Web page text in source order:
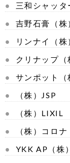
三和シャッタ
吉野石膏（株
リンナイ（株
クリナップ（
サンポット（
（株）JSP
（株）LIXIL
（株）コロナ
YKK AP（株）